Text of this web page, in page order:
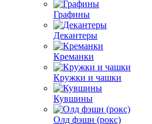
Графины
Декантеры
Креманки
Кружки и чашки
Кувшины
Олд фэшн (рокс)